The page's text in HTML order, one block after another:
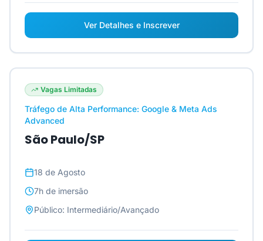
Ver Detalhes e Inscrever
Vagas Limitadas
Tráfego de Alta Performance: Google & Meta Ads
Advanced
São Paulo/SP
18 de Agosto
7h de imersão
Público: Intermediário/Avançado